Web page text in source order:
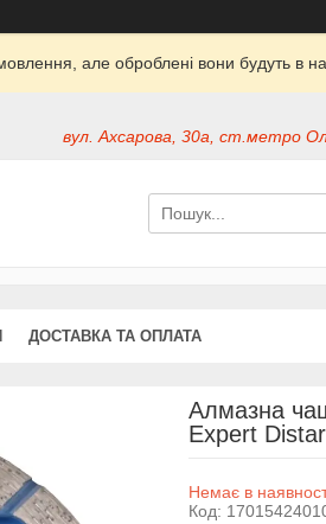
але оброблені вони будуть в
вул. Ахсарова, 30а, ст.метро
ДОСТАВКА ТА ОПЛАТА
Алмазна
Expert
Немає в
Код: